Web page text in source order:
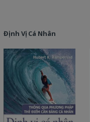
Định Vị Cá Nhân